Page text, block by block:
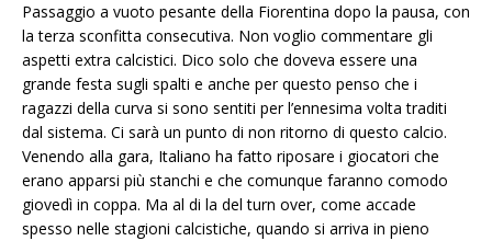
Passaggio a vuoto pesante della Fiorentina dopo la pausa, con
la terza sconfitta consecutiva. Non voglio commentare gli
aspetti extra calcistici. Dico solo che doveva essere una
grande festa sugli spalti e anche per questo penso che i
ragazzi della curva si sono sentiti per l’ennesima volta traditi
dal sistema. Ci sarà un punto di non ritorno di questo calcio.
Venendo alla gara, Italiano ha fatto riposare i giocatori che
erano apparsi più stanchi e che comunque faranno comodo
giovedì in coppa. Ma al di la del turn over, come accade
spesso nelle stagioni calcistiche, quando si arriva in pieno